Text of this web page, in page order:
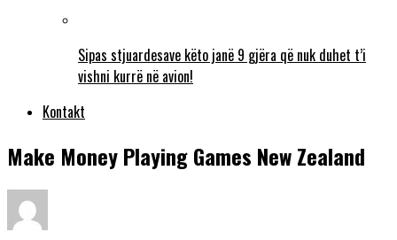
Sipas stjuardesave këto janë 9 gjëra që nuk duhet t’i
vishni kurrë në avion!
Kontakt
Make Money Playing Games New Zealand